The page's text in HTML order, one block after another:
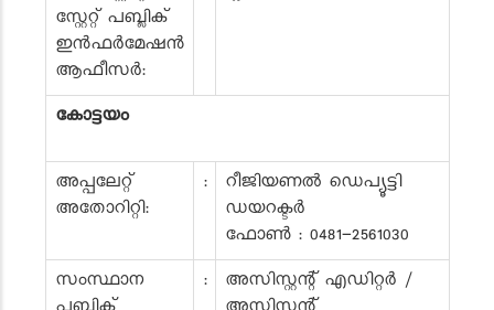
സ്റ്റേറ്റ് പബ്ലിക്
ഇൻഫർമേഷൻ
ആഫീസർ:
കോട്ടയം
അപ്പലേറ്റ്
അതോറിറ്റി:
:
റീജിയണൽ ഡെപ്യൂട്ടി
ഡയറക്ടർ
ഫോൺ : 0481-2561030
സംസ്ഥാന
:
അസിസ്റ്റന്റ് എഡിറ്റർ /